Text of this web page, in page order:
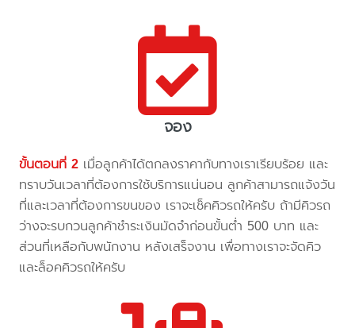
จอง
ขั้นตอนที่ 2 เมื่อลูกค้าได้ตกลงราคากับทางเราเรียบร้อย และ
ทราบวันเวลาที่ต้องการใช้บริการแน่นอน ลูกค้าสามารถแจ้งวัน
ที่และเวลาที่ต้องการขนของ เราจะเช็คคิวรถให้ครับ ถ้ามีคิวรถ
ว่างจะรบกวนลูกค้าชำระเงินมัดจำก่อนขั้นต่ำ 500 บาท และ
ส่วนที่เหลือกับพนักงาน หลังเสร็จงาน เพื่อทางเราจะจัดคิว
และล็อคคิวรถให้ครับ